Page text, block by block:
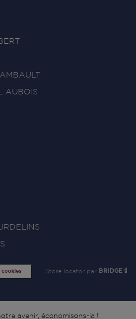
AUBOIS
cookies Store locator par BRIDGE
avenir, économisons-la !